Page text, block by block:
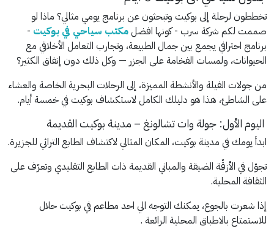
تخططون لرحلة إلى بوكيت وتبحثون عن برنامج يومي مثالي؟ ماذا لو
صممت لكم شركة سرب - كونها افضلمكتب سياحي في بوكيت -
برنامج احترافي يجمع بين جمال الطبيعة، وتجارب التعامل الأخلاقي مع
الحيوانات، ولمسات الفخامة على الجزر — وكل ذلك دون إنفاق الكثير؟
من جولات الفيلة والأنشطة المميزة، إلى الرحلات البحرية الخاصة والعشاء
على الشاطئ، هذا هو دليلك الكامل لاستكشاف بوكيت في خمسة أيام.
اليوم الأول: جولة وات تشالونغ – مدينة بوكيت القديمة
ابدأ يومك في مدينة بوكيت، المكان المثالي لاكتشاف الطابع التراثي للجزيرة.
تجوّل في الأزقّة الضيقة والمباني القديمة ذات الطابع التقليدي وتعرّف على
الثقافة المحلية.
إذا شعرت بالجوع، يمكنك التوجه الي احد مطاعم في بوكيت حلال
للاستمتاع بالاطباق المحلية الرائعة .